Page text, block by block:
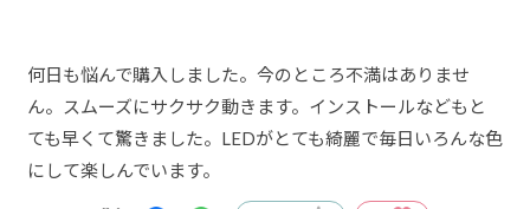
何日も悩んで購入しました。今のところ不満はありませ
ん。スムーズにサクサク動きます。インストールなどもと
ても早くて驚きました。LEDがとても綺麗で毎日いろんな色
にして楽しんでいます。